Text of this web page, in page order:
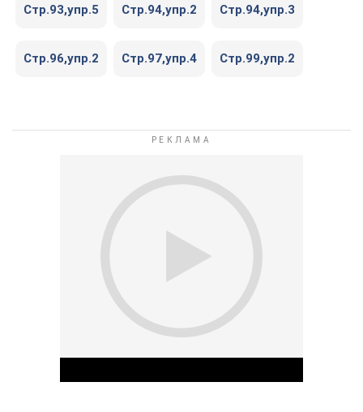
Cтр.93,упр.5 Cтр.94,упр.2 Cтр.94,упр.3
Cтр.96,упр.2 Cтр.97,упр.4 Cтр.99,упр.2